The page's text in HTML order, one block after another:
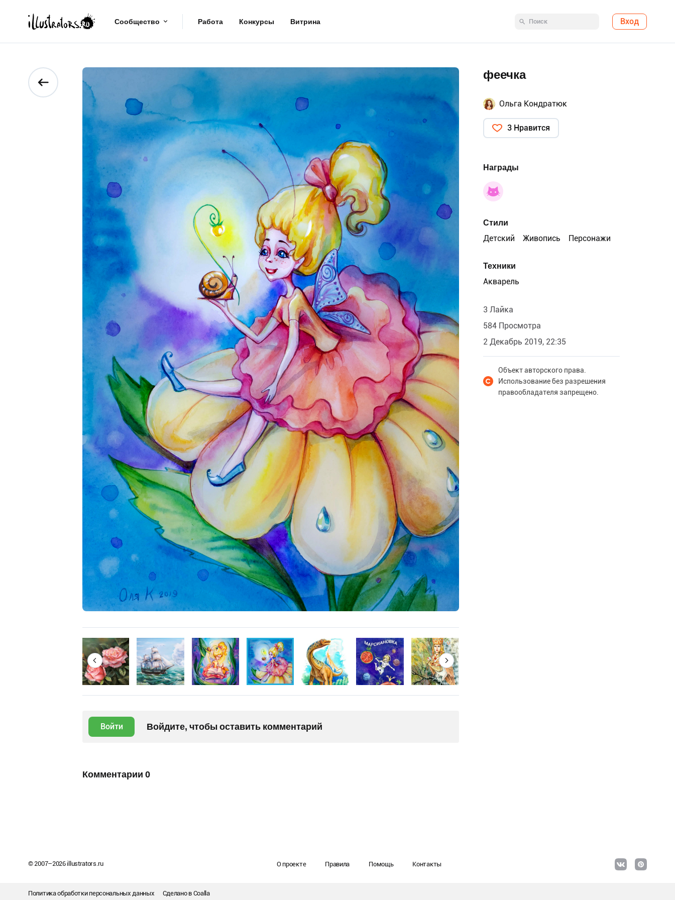
Сообщество Работа Конкурсы Витрина Вход
Войти Войдите, чтобы оставить комментарий
Комментарии 0
феечка
Ольга Кондратюк
3 Нравится
Награды
Стили
Детский
Живопись Персонажи
Техники
Акварель
3 Лайка
584 Просмотра
2 Декабрь 2019, 22:35
Объект авторского права.
Использование без разрешения
правообладателя запрещено.
© 2007–2026illustrators.ru О проекте Правила Помощь Контакты
Политика обработки персональных данных Сделано в Coalla